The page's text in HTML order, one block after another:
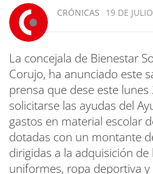
CRÓNICAS 19 DE
La concejala de Bienestar
Corujo, ha anunciado este
prensa que dese este
solicitarse las ayudas del
gastos en material escolar
dotadas con un montante
dirigidas a la adquisición
uniformes, ropa deportiva